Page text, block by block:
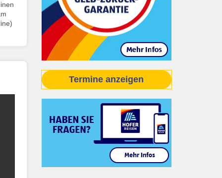
Termine anzeigen